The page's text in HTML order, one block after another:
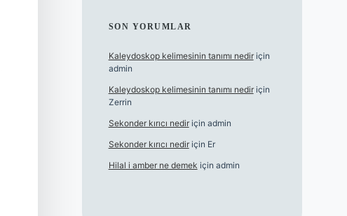
SON YORUMLAR
Kaleydoskop kelimesinin tanımı nediriçin
admin
Kaleydoskop kelimesinin tanımı nediriçin
Zerrin
Sekonder kırıcı nediriçin admin
Sekonder kırıcı nediriçin Er
Hilal i amber ne demek için admin